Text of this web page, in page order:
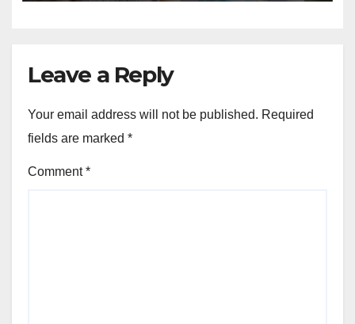
Leave a Reply
Your email address will not be published. Required
fields are marked *
Comment*